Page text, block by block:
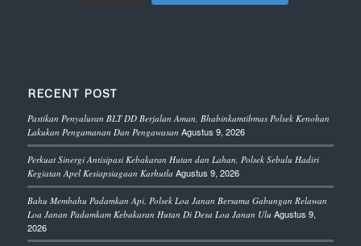
RECENT POST
Pastikan Penyaluran BLT DD Berjalan Aman, Bhabinkamtibmas Polsek Kenohan
Lakukan Pengamanan Dan Pengawasan Agustus 9, 2026
Perkuat Sinergi Antisipasi Kebakaran Hutan dan Lahan, Polsek Sebulu Hadiri
Kegiatan Apel Kesiapsiagaan Karhutla Agustus 9, 2026
Bahu Membahu Padamkan Api, Polsek Loa Janan Bersama Gabungan Relawan
Loa Janan Padamkam Kebakaran Hutan Di Desa Loa Janan Ulu Agustus 9,
2026